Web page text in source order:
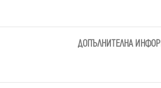
ДОПЪЛНИТЕЛНА